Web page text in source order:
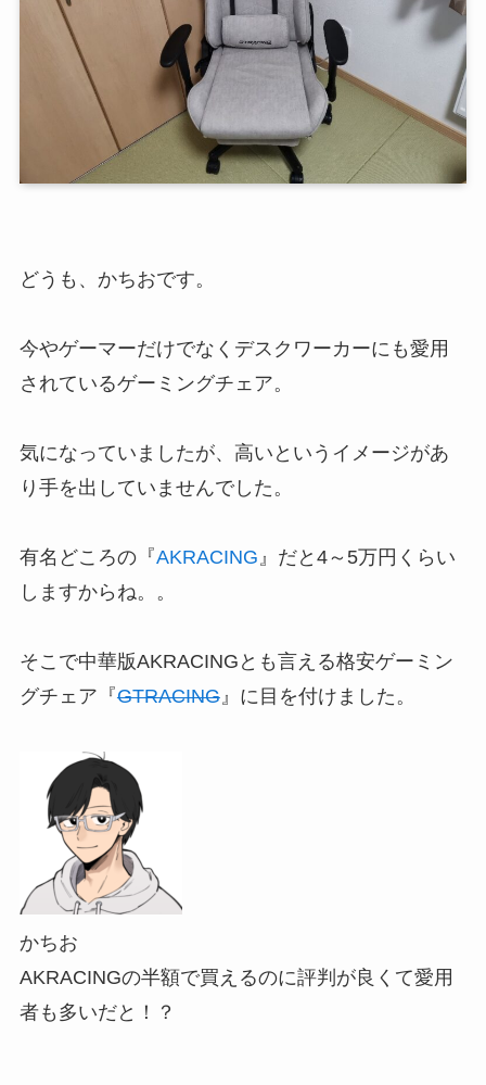
どうも、かちおです。
今やゲーマーだけでなくデスクワーカーにも愛用
されているゲーミングチェア。
気になっていましたが、高いというイメージがあ
り手を出していませんでした。
有名どころの『AKRACING 』だと4～5万円くらい
しますからね。。
そこで中華版AKRACINGとも言える格安ゲーミン
グチェア『GTRACING』に目を付けました。
かちお
AKRACINGの半額で買えるのに評判が良くて愛用
者も多いだと！？